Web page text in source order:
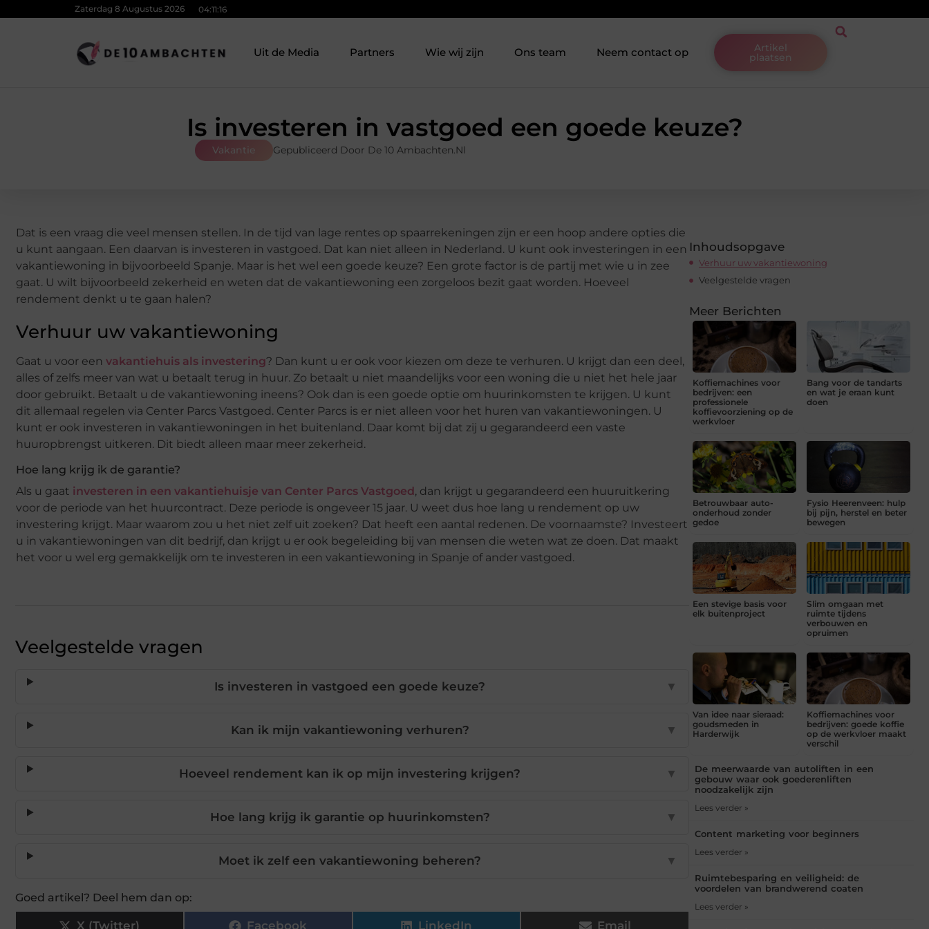
Zaterdag 8 Augustus 2026 04:11:18
Uit de Media Partners Wie wij zijn Ons team Neem contact op Artikel
plaatsen
Is investeren in vastgoed een goede keuze?
Vakantie Gepubliceerd Door De 10 Ambachten.nl
Dat is een vraag die veel mensen stellen. In de tijd van lage rentes op spaarrekeningen zijn er een hoop andere opties die
u kunt aangaan. Een daarvan is investeren in vastgoed. Dat kan niet alleen in Nederland. U kunt ook investeringen in een
vakantiewoning in bijvoorbeeld Spanje. Maar is het wel een goede keuze? Een grote factor is de partij met wie u in zee
gaat. U wilt bijvoorbeeld zekerheid en weten dat de vakantiewoning een zorgeloos bezit gaat worden. Hoeveel
rendement denkt u te gaan halen?
Verhuur uw vakantiewoning
Gaat u voor een vakantiehuis als investering? Dan kunt u er ook voor kiezen om deze te verhuren. U krijgt dan een deel,
alles of zelfs meer van wat u betaalt terug in huur. Zo betaalt u niet maandelijks voor een woning die u niet het hele jaar
door gebruikt. Betaalt u de vakantiewoning ineens? Ook dan is een goede optie om huurinkomsten te krijgen. U kunt
dit allemaal regelen via Center Parcs Vastgoed. Center Parcs is er niet alleen voor het huren van vakantiewoningen. U
kunt er ook investeren in vakantiewoningen in het buitenland. Daar komt bij dat zij u gegarandeerd een vaste
huuropbrengst uitkeren. Dit biedt alleen maar meer zekerheid.
Hoe lang krijg ik de garantie?
Als u gaat investeren in een vakantiehuisje van Center Parcs Vastgoed, dan krijgt u gegarandeerd een huuruitkering
voor de periode van het huurcontract. Deze periode is ongeveer 15 jaar. U weet dus hoe lang u rendement op uw
investering krijgt. Maar waarom zou u het niet zelf uit zoeken? Dat heeft een aantal redenen. De voornaamste? Investeert
u in vakantiewoningen van dit bedrijf, dan krijgt u er ook begeleiding bij van mensen die weten wat ze doen. Dat maakt
het voor u wel erg gemakkelijk om te investeren in een vakantiewoning in Spanje of ander vastgoed.
Veelgestelde vragen
Is investeren in vastgoed een goede keuze? ▼
Kan ik mijn vakantiewoning verhuren? ▼
Hoeveel rendement kan ik op mijn investering krijgen? ▼
Hoe lang krijg ik garantie op huurinkomsten? ▼
Moet ik zelf een vakantiewoning beheren? ▼
Goed artikel? Deel hem dan op:
X (Twitter) Facebook LinkedIn Email
Inhoudsopgave
Verhuur uw vakantiewoning
Veelgestelde vragen
Meer Berichten
Koffiemachines voor
bedrijven: een
professionele
koffievoorziening op de
werkvloer
Bang voor de tandarts
en wat je eraan kunt
doen
Betrouwbaar auto-
onderhoud zonder
gedoe
Fysio Heerenveen: hulp
bij pijn, herstel en beter
bewegen
Een stevige basis voor
elk buitenproject
Slim omgaan met
ruimte tijdens
verbouwen en
opruimen
Van idee naar sieraad:
goudsmeden in
Harderwijk
Koffiemachines voor
bedrijven: goede koffie
op de werkvloer maakt
verschil
De meerwaarde van autoliften in een
gebouw waar ook goederenliften
noodzakelijk zijn
Lees verder »
Content marketing voor beginners
Lees verder »
Ruimtebesparing en veiligheid: de
voordelen van brandwerend coaten
Lees verder »